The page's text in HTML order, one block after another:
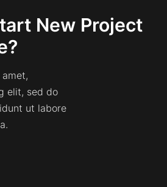
New Project
elit, sed do
ut labore